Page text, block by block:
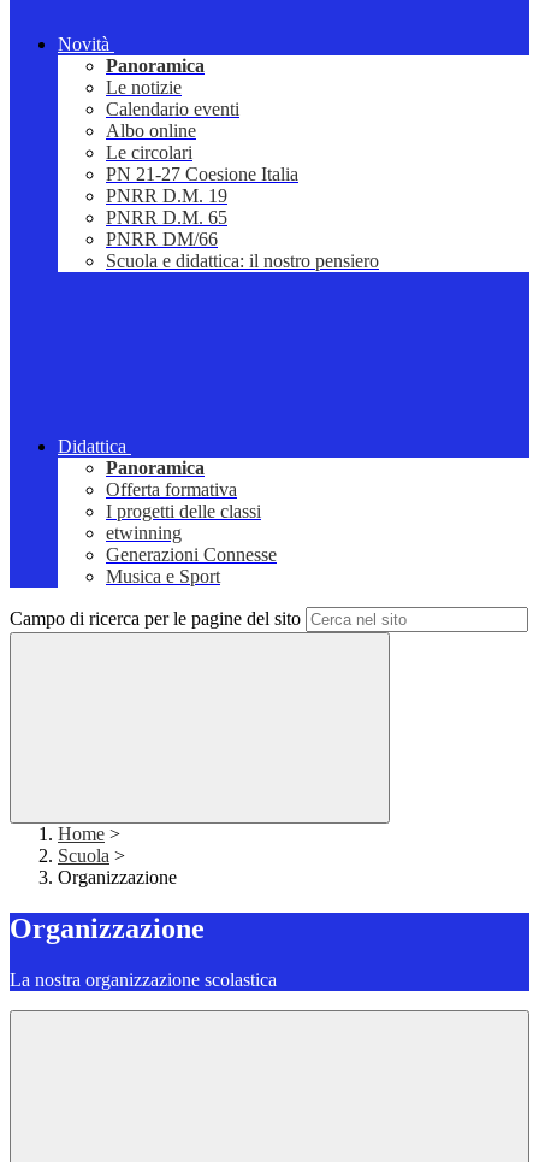
Novità
Panoramica
Le notizie
Calendario eventi
Albo online
Le circolari
PN 21-27 Coesione Italia
PNRR D.M. 19
PNRR D.M. 65
PNRR DM/66
Scuola e didattica: il nostro pensiero
Didattica
Panoramica
Offerta formativa
I progetti delle classi
etwinning
Generazioni Connesse
Musica e Sport
Campo di ricerca per le pagine del sito
Home >
Scuola >
Organizzazione
Organizzazione
La nostra organizzazione scolastica